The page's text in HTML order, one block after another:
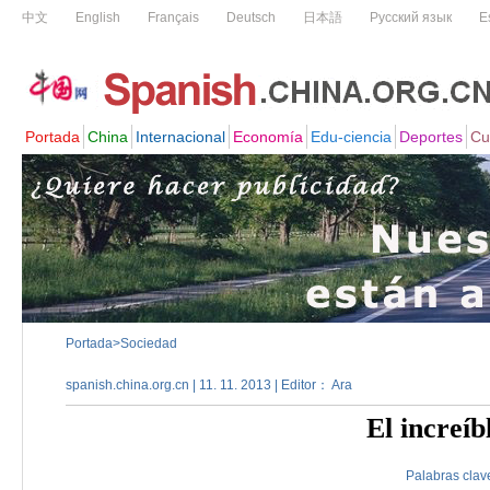
Portada>Sociedad
spanish.china.org.cn | 11. 11. 2013 | Editor： Ara
El
Palabras